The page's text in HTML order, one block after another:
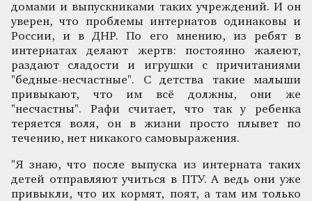
домами и выпускниками таких учреждений. И он
уверен, что проблемы интернатов одинаковы и
России, и в ДНР. По его мнению, из ребят в
интернатах делают жертв: постоянно жалеют,
раздают сладости и игрушки с причитаниями
"бедные-несчастные". С детства такие малыши
привыкают, что им всё должны, они же
"несчастны". Рафи считает, что так у ребенка
теряется воля, он в жизни просто плывет по
течению, нет никакого самовыражения.
"Я знаю, что после выпуска из интерната таких
детей отправляют учиться в ПТУ. А ведь они уже
привыкли, что их кормят, поят, а там им только